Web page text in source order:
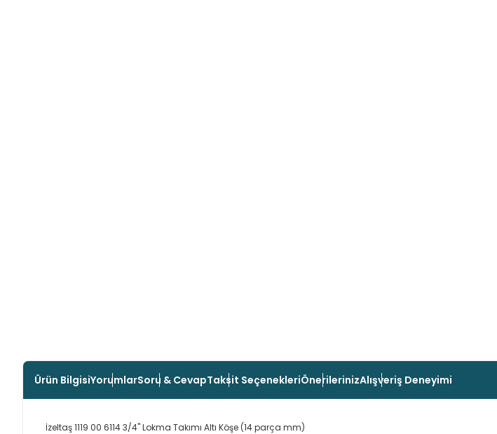
Ürün BilgisiYorumlarSoru & CevapTaksit SeçenekleriÖnerilerinizAlışveriş Deneyimi
İzeltaş 1119 00 6114 3/4" Lokma Takımı Altı Köşe (14 parça mm)